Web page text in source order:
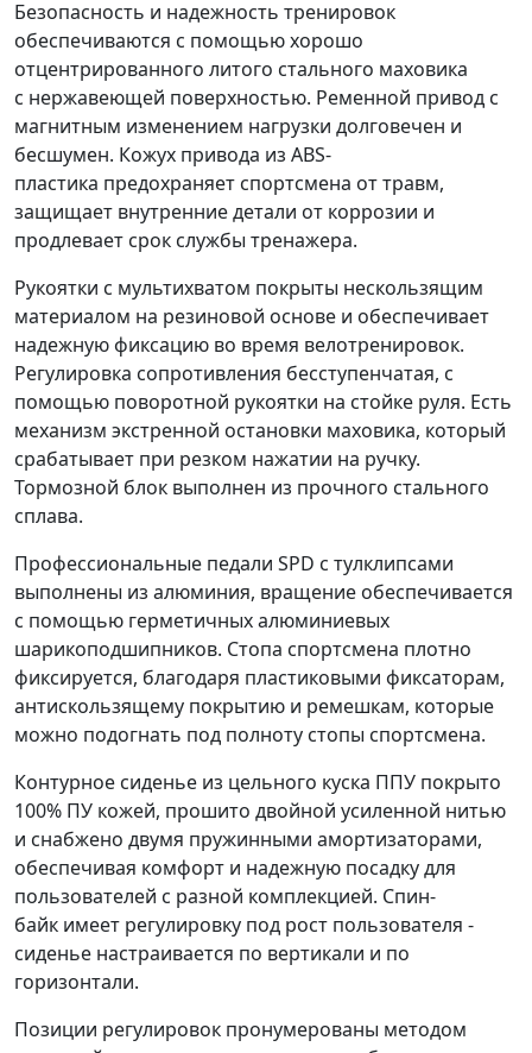
Безопасность и надежность тренировок
обеспечиваются с помощью хорошо
отцентрированного литого стального маховика
с нержавеющей поверхностью. Ременной привод с
магнитным изменением нагрузки долговечен и
бесшумен. Кожух привода из ABS-
пластика предохраняет спортсмена от травм,
защищает внутренние детали от коррозии и
продлевает срок службы тренажера.
Рукоятки с мультихватом покрыты нескользящим
материалом на резиновой основе и обеспечивает
надежную фиксацию во время велотренировок.
Регулировка сопротивления бесступенчатая, с
помощью поворотной рукоятки на стойке руля. Есть
механизм экстренной остановки маховика, который
срабатывает при резком нажатии на ручку.
Тормозной блок выполнен из прочного стального
сплава.
Профессиональные педали SPD с тулклипсами
выполнены из алюминия, вращение обеспечивается
с помощью герметичных алюминиевых
шарикоподшипников. Стопа спортсмена плотно
фиксируется, благодаря пластиковыми фиксаторам,
антискользящему покрытию и ремешкам, которые
можно подогнать под полноту стопы спортсмена.
Контурное сиденье из цельного куска ППУ покрыто
100% ПУ кожей, прошито двойной усиленной нитью
и снабжено двумя пружинными амортизаторами,
обеспечивая комфорт и надежную посадку для
пользователей с разной комплекцией. Спин-
байк имеет регулировку под рост пользователя -
сиденье настраивается по вертикали и по
горизонтали.
Позиции регулировок пронумерованы методом